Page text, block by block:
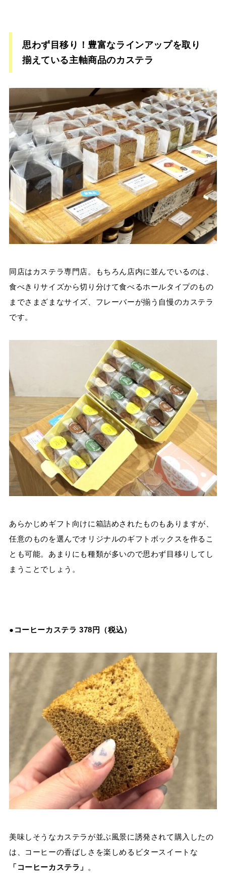
思わず目移り！豊富なラインアップを取り
揃えている主軸商品のカステラ
同店はカステラ専門店。もちろん店内に並んでいるのは、
食べきりサイズから切り分けて食べるホールタイプのもの
までさまざまなサイズ、フレーバーが揃う自慢のカステラ
です。
あらかじめギフト向けに箱詰めされたものもありますが、
任意のものを選んでオリジナルのギフトボックスを作るこ
とも可能。あまりにも種類が多いので思わず目移りしてし
まうことでしょう。
●コーヒーカステラ 378円（税込）
美味しそうなカステラが並ぶ風景に誘発されて購入したの
は、コーヒーの香ばしさを楽しめるビタースイートな
「コーヒーカステラ」
。